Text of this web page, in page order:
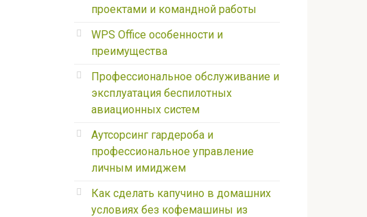
проектами и командной работы
WPS Office особенности и
преимущества
Профессиональное обслуживание и
эксплуатация беспилотных
авиационных систем
Аутсорсинг гардероба и
профессиональное управление
личным имиджем
Как сделать капучино в домашних
условиях без кофемашины из